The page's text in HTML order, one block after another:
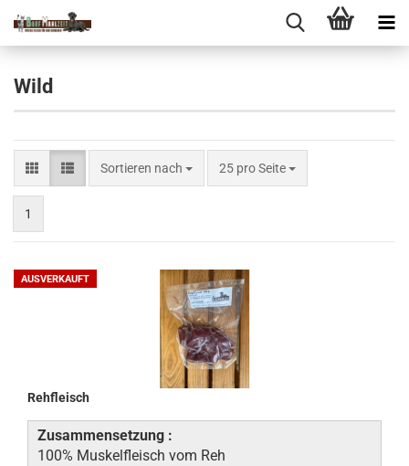
Wild
Sortieren nach
Sortieren nach 25 pro Seite
pro Seite
1
AUSVERKAUFT
Rehfleisch
Zusammensetzung :
100% Muskelfleisch vom Reh